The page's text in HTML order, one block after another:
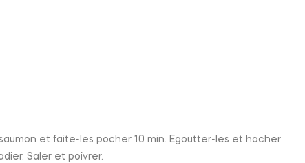
et faite-les pocher 10 min. Egoutter-les et hacher
Saler et poivrer.